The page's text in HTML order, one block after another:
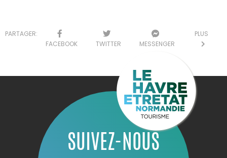
PARTAGER:
FACEBOOK
TWITTER MESSENGER
PLUS
SUIVEZ-NOUS